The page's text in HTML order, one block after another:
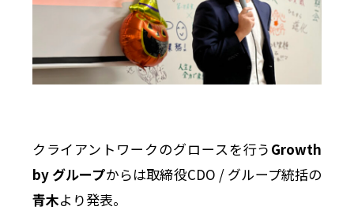
クライアントワークのグロースを行う Growth
by グループからは取締役CDO / グループ統括の
青木より発表。